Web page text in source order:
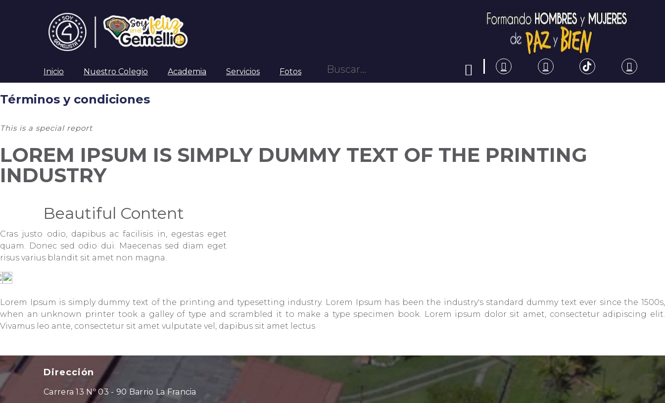
Inicio Nuestro Colegio Academia Servicios Fotos
Términos y condiciones
This is a special report
LOREM IPSUM IS SIMPLY DUMMY TEXT OF THE PRINTING
INDUSTRY
Beautiful Content
Cras justo odio, dapibus ac facilisis in, egestas eget
quam. Donec sed odio dui. Maecenas sed diam eget
risus varius blandit sit amet non magna.
Lorem Ipsum is simply dummy text of the printing and typesetting industry. Lorem Ipsum has been the industry's standard dummy text ever since the 1500s,
when an unknown printer took a galley of type and scrambled it to make a type specimen book. Lorem ipsum dolor sit amet, consectetur adipiscing elit.
Vivamus leo ante, consectetur sit amet vulputate vel, dapibus sit amet lectus
Dirección
Carrera 13 Nº 03 - 90 Barrio La Francia